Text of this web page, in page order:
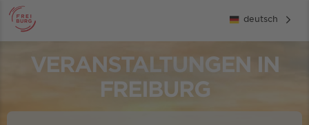
deutsch
VERANSTALTUNGEN IN
FREIBURG